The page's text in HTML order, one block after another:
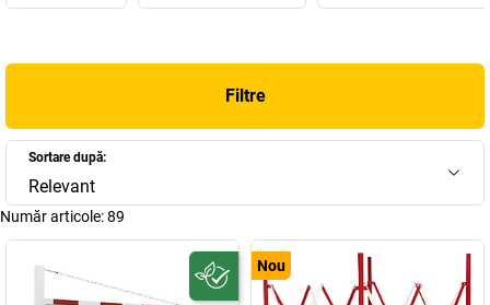
producției riguroase.
Înfrumusețați-vă și dumneavoastră, împreună cu PROCITY®,
funcțional și estetic. Descoperiți produsele acum!
Filtre
Sortare după:
Relevant
Număr articole:89
Nou